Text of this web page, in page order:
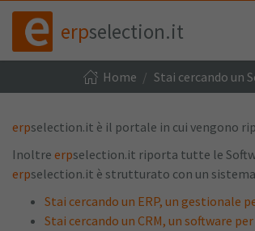
erpselection.it
Home Stai cercando un
erpselection.it è il portale in cui vengono
Inoltre erpselection.it riporta tutte le
erpselection.it è strutturato con un
Stai cercando un ERP, un gestionale
Stai cercando un CRM, un software